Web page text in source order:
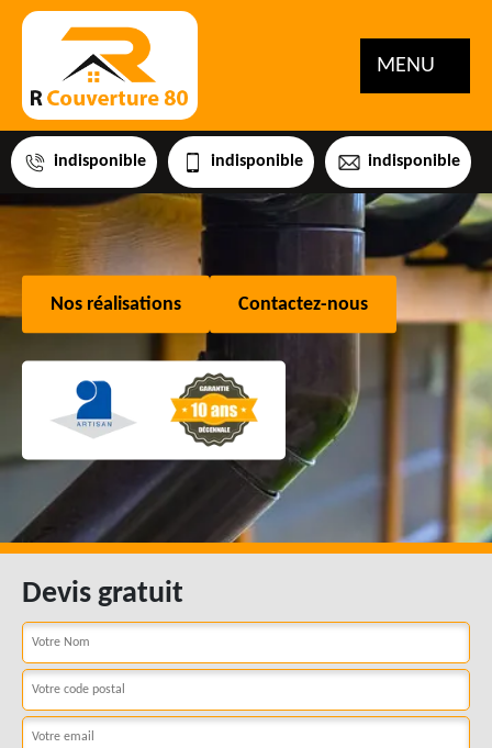
MENU
indisponible indisponible indisponible
Nos réalisations Contactez-nous
Devis gratuit